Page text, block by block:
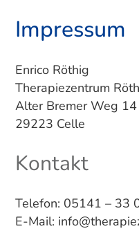
Impressum
Enrico Röthig
Therapiezentrum
Alter Bremer Weg 14
29223 Celle
Kontakt
Telefon: 05141 – 33
E-Mail: